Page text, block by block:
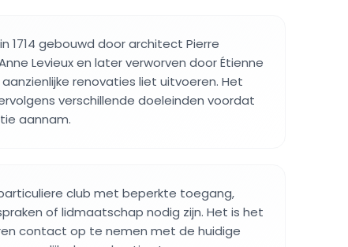
1714 gebouwd door architect Pierre
Levieux en later verworven door Étienne
renovaties liet uitvoeren. Het
verschillende doeleinden voordat
aannam.
club met beperkte toegang,
of lidmaatschap nodig zijn. Het is het
contact op te nemen met de huidige